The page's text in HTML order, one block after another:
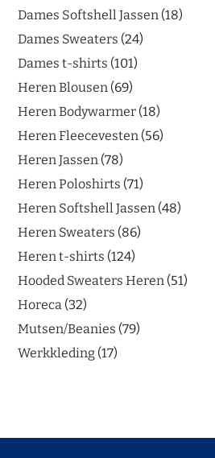
Dames Softshell Jassen 18
Dames Sweaters 24
Dames t-shirts 101
Heren Blousen 69
Heren Bodywarmer 18
Heren Fleecevesten 56
Heren Jassen 78
Heren Poloshirts 71
Heren Softshell Jassen 48
Heren Sweaters 86
Heren t-shirts 124
Hooded Sweaters Heren 51
Horeca 32
Mutsen/Beanies 79
Werkkleding 17